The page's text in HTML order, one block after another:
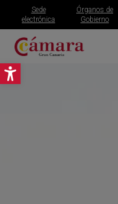
Abrir barra de
Sede
electrónica
Órganos de
Gobierno